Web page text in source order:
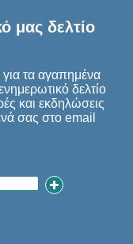
μας δελτίο
για τα αγαπημένα
δελτίο
και εκδηλώσεις
σας στο email